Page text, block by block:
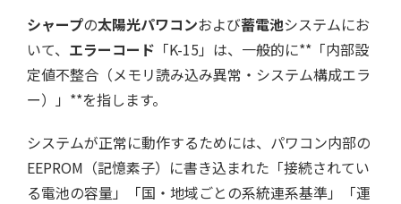
シャープの太陽光パワコンおよび蓄電池システムにお
いて、 エラーコード 「K-15」は、一般的に**「内部設
定値不整合（メモリ読み込み異常・システム構成エラ
ー）」**を指します。
システムが正常に動作するためには、パワコン内部の
EEPROM（記憶素子）に書き込まれた「接続されてい
る電池の容量」「国・地域ごとの系統連系基準」「運